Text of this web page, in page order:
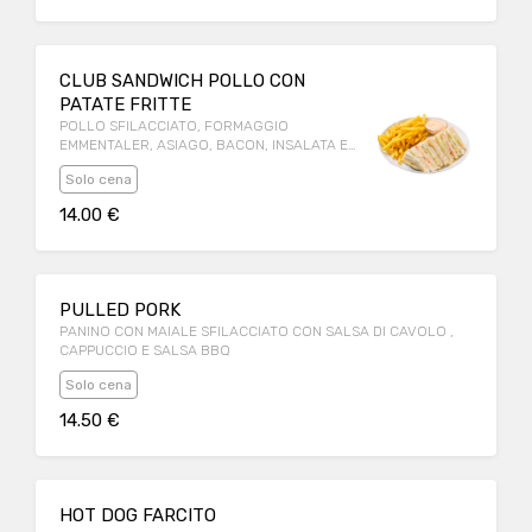
CLUB SANDWICH POLLO CON
PATATE FRITTE
POLLO SFILACCIATO, FORMAGGIO
EMMENTALER, ASIAGO, BACON, INSALATA E
POMODOROCON PATATE FRITTE E SALSA
ROSA A PARTE
Solo cena
14.00 €
PULLED PORK
PANINO CON MAIALE SFILACCIATO CON SALSA DI CAVOLO ,
CAPPUCCIO E SALSA BBQ
Solo cena
14.50 €
HOT DOG FARCITO